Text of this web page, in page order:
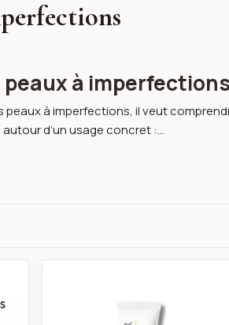
peaux à imperfections
peaux à imperfections, il veut
d’un usage concret :...
LED 7 Couleurs Photothérapie Anti-
SVR